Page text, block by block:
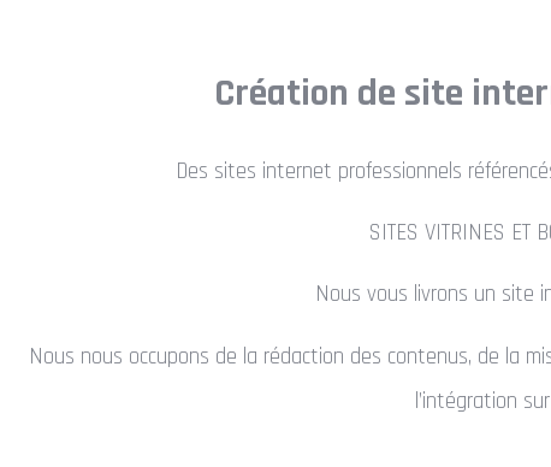
Création de site
Des sites internet professionnels
SITES VITRINES ET
Nous vous livrons un site
Nous nous occupons de la rédaction des contenus, de la
l’intégration